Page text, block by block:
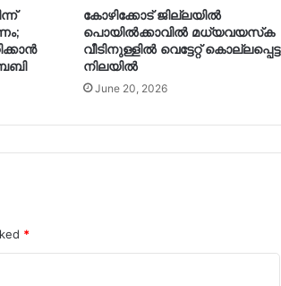
കോഴിക്കോട് ജില്ലയിൽ
പൊയില്‍ക്കാവില്‍ മധ്യവയസ്‌ക
വീടിനുള്ളില്‍ വെട്ടേറ്റ് കൊല്ലപ്പെട്ട
നിലയിൽ
June 20, 2026
*